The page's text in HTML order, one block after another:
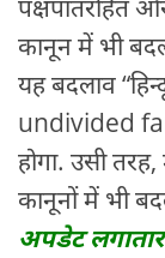
पक्षपातरहित
कानून में भी
यह बदलाव
undivided
होगा. उसी
कानूनों में भी
अपडेट